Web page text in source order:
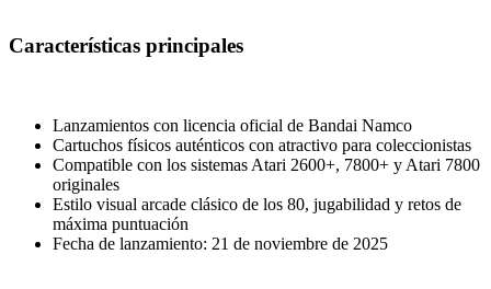
Características principales
Lanzamientos con licencia oficial de Bandai Namco
Cartuchos físicos auténticos con atractivo para coleccionistas
Compatible con los sistemas Atari 2600+, 7800+ y Atari 7800
originales
Estilo visual arcade clásico de los 80, jugabilidad y retos de
máxima puntuación
Fecha de lanzamiento: 21 de noviembre de 2025